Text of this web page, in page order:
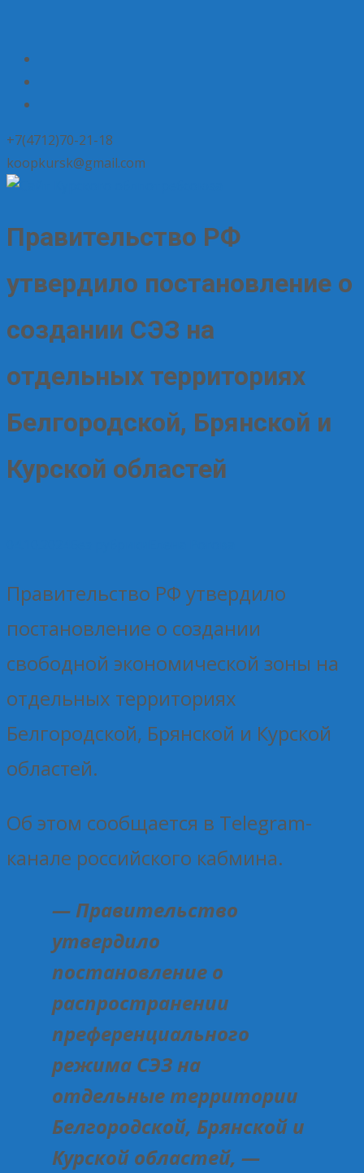
+7(4712)70-21-18
koopkursk@gmail.com
Правительство РФ
утвердило постановление о
создании СЭЗ на
отдельных территориях
Белгородской, Брянской и
Курской областей
Правительство РФ утвердило
постановление о создании
свободной экономической зоны на
отдельных территориях
Белгородской, Брянской и Курской
областей.
Об этом сообщается в Telegram-
канале российского кабмина.
— Правительство
утвердило
постановление о
распространении
преференциального
режима СЭЗ на
отдельные территории
Белгородской, Брянской и
Курской областей, —